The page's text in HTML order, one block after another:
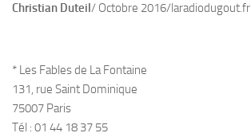
Christian Duteil / Octobre 2016/laradiodugout.fr
* Les Fables de La Fontaine
131, rue Saint Dominique
75007 Paris
Tél : 01 44 18 37 55